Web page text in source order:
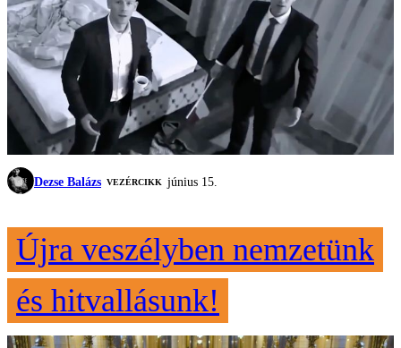
Dezse Balázs VEZÉRCIKK június 15.
Újra veszélyben nemzetünk
és hitvallásunk!